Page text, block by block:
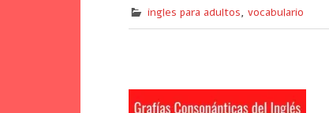
ingles para adultos, vocabulario